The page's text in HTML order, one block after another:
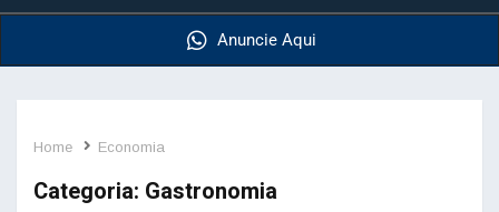
Anuncie Aqui
Home Economia
Categoria: Gastronomia